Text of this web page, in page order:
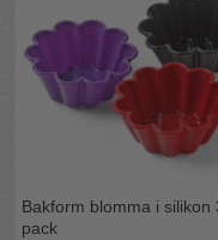
Bakform blomma i silikon
pack